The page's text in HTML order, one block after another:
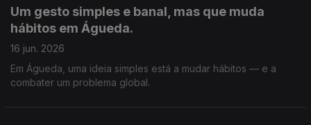
Um gesto simples e banal, mas que muda
hábitos em Águeda.
16 jun. 2026
Em Águeda, uma ideia simples está a mudar hábitos — e a
combater um problema global.